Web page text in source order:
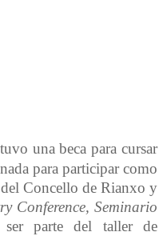
una beca para cursar
para participar como
Concello de Rianxo y
Conference, Seminario
parte del taller de